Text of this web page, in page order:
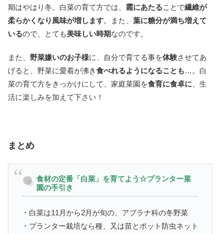
期はやはり冬。白菜の育て方では、 霜にあたることで繊維が
柔らかくなり風味が増します。また、 葉に糖分が満ち増えて
いるので、とても美味しい時期なのです。
また、 野菜嫌いのお子様に、自分で育てる事を体験させてあ
げると、野菜に愛着が沸き食べれるようになることも…。白
菜の育て方をきっかけにして、家庭菜園を食育に食卓に 、生
活に楽しみを加えて下さい！
まとめ
食材の定番「白菜」を育てよう☆プランター菜
園の手引き
・白菜は11月から2月が旬の、アブラナ科の冬野菜
・プランター栽培なら種、又は苗とポット防虫ネット